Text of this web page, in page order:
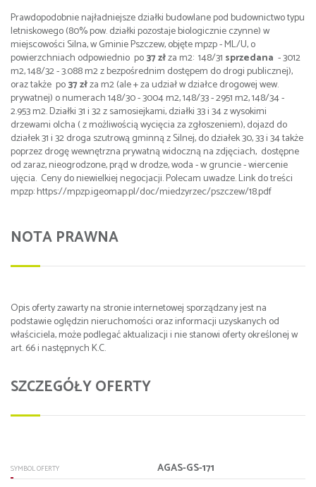
Prawdopodobnie najładniejsze działki budowlane pod budownictwo typu
letniskowego (80% pow. działki pozostaje biologicznie czynne) w
miejscowości Silna, w Gminie Pszczew, objęte mpzp - ML/U, o
powierzchniach odpowiednio po37złza m2: 148/31 sprzedana - 3012
m2, 148/32 - 3.088 m2 z bezpośrednim dostępem do drogi publicznej),
oraz także po37złza m2 (ale + za udział w działce drogowej wew.
prywatnej) o numerach 148/30 - 3004 m2, 148/33 - 2951 m2, 148/34 -
2.953 m2. Działki 31 i 32 z samosiejkami, działki 33 i 34 z wysokimi
drzewami olcha ( z możliwością wycięcia za zgłoszeniem), dojazd do
działek 31 i 32 droga szutrową gminną z Silnej, do działek 30, 33 i 34 także
poprzez drogę wewnętrzna prywatną widoczną na zdjęciach, dostępne
od zaraz, nieogrodzone, prąd w drodze, woda - w gruncie - wiercenie
ujęcia. Ceny do niewielkiej negocjacji. Polecam uwadze. Link do treści
mpzp: https://mpzp.igeomap.pl/doc/miedzyrzec/pszczew/18.pdf
NOTA PRAWNA
Opis oferty zawarty na stronie internetowej sporządzany jest na
podstawie oględzin nieruchomości oraz informacji uzyskanych od
właściciela, może podlegać aktualizacji i nie stanowi oferty określonej w
art. 66 i następnych K.C.
SZCZEGÓŁY OFERTY
SYMBOL OFERTY AGAS-GS-171